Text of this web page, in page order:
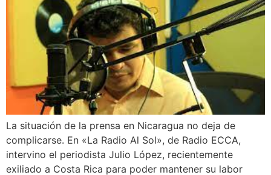
La situación de la prensa en Nicaragua no deja de
complicarse. En «La Radio Al Sol», de Radio ECCA,
intervino el periodista Julio López, recientemente
exiliado a Costa Rica para poder mantener su labor